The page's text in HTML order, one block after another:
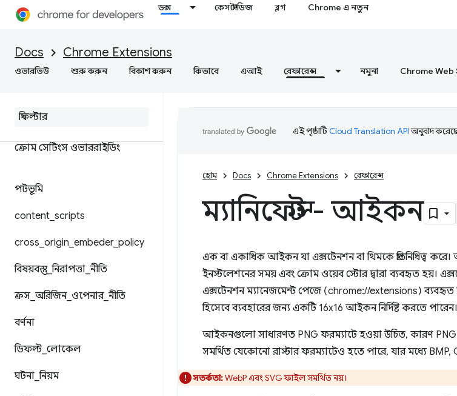
ডক্স কেস স্টাডিজ ব্লগ Chrome এ নতুন
Docs Chrome Extensions
ওভারভিউ শুরু করুন বিকাশ করুন কিভাবে এআই রেফারেন্স নমুনা Chrome Web
ভাগ করা মডিউল
ক্রোম সেটিংস ওভাররাইডিং
পটভূমি
content scripts
cross origin embeder_ policy
বিষয়বস্তু_নিরাপত্তা নীতি
ক্রস অরিজিন_ ওপেনার_ নীতি
বর্ণনা
ডিফল্ট_ লোকেল
ঘটনা _নিয়ম
এই পৃষ্ঠাটিCloud Translation APIঅনুবাদ
হোম Docs Chrome Extensions রেফারেন্স
ম্যানিফেস্ট - আইকন
এক বা একাধিক আইকন যা এক্সটেনশন বা থিমকে প্রতিনিধিত্ব
ইনস্টলেশনের সময় এবং ক্রোম ওয়েব স্টোর দ্বারা ব্যবহৃত হয়।
এক্সটেনশন ম্যানেজমেন্ট পেজে (chrome://extensions)
হিসেবে ব্যবহারের জন্য একটি 16x16 আইকন নির্দিষ্ট করতে পারেন।
আইকনগুলো সাধারণত PNG ফরম্যাটে হওয়া উচিত, কারণ PNG-
সমর্থিত যেকোনো রাস্টার ফরম্যাটেও হতে পারে, যার মধ্যে BMP,
সতর্কতা:WebP এবং SVG ফাইল সমর্থিত নয়।